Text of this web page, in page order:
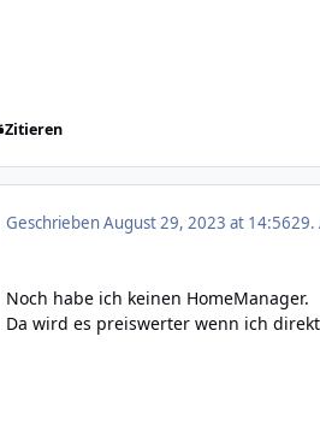
Zitieren
GeschriebenAugust 29, 2023 at 14:5629.
Noch habe ich keinen HomeManager.
Da wird es preiswerter wenn ich